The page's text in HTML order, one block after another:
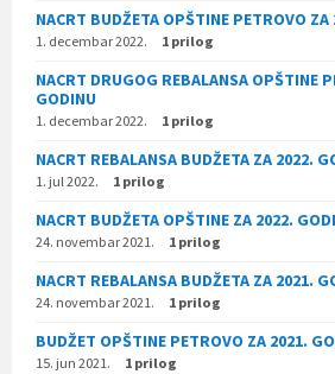
NACRT BUDŽETA OPŠTINE PETROVO ZA
1. decembar 2022. 1 prilog
NACRT DRUGOG REBALANSA OPŠTINE
GODINU
1. decembar 2022. 1 prilog
NACRT REBALANSA BUDŽETA ZA 2022.
1. jul 2022. 1 prilog
NACRT BUDŽETA OPŠTINE ZA 2022.
24. novembar 2021. 1 prilog
NACRT REBALANSA BUDŽETA ZA 2021.
24. novembar 2021. 1 prilog
BUDŽET OPŠTINE PETROVO ZA 2021.
15. jun 2021. 1 prilog